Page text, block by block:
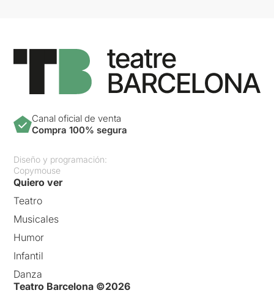
Canal oficial de venta
Compra 100% segura
Diseño y programación:
Copymouse
Quiero ver
Teatro
Musicales
Humor
Infantil
Danza
Teatro Barcelona ©2026